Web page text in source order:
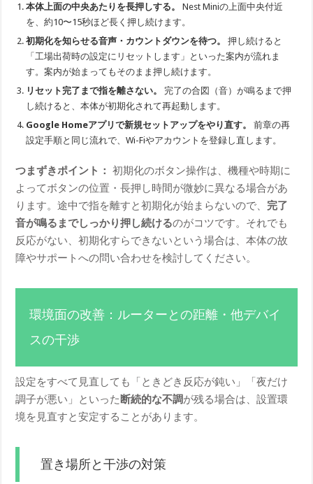
本体上面の中央あたりを長押しする。
Nest Miniの上面中央付近
を、約10〜15秒ほど長く押し続けます。
初期化を知らせる音声・カウントダウンを待つ。
押し続けると
「工場出荷時の設定にリセットします」といった案内が流れま
す。案内が始まってもそのまま押し続けます。
リセット完了まで指を離さない。
完了の合図（音）が鳴るまで押
し続けると、本体が初期化されて再起動します。
Google Homeアプリで新規セットアップをやり直す。
前章の再
設定手順と同じ流れで、Wi-Fiやアカウントを登録し直します。
つまずきポイント： 初期化のボタン操作は、機種や時期に
よってボタンの位置・長押し時間が微妙に異なる場合があ
ります。途中で指を離すと初期化が始まらないので、 完了
音が鳴るまでしっかり押し続けるのがコツです。それでも
反応がない、初期化すらできないという場合は、本体の故
障やサポートへの問い合わせを検討してください。
環境面の改善：ルーターとの距離・他デバイ
スの干渉
設定をすべて見直しても「ときどき反応が鈍い」「夜だけ
調子が悪い」といった 断続的な不調が残る場合は、設置環
境を見直すと安定することがあります。
置き場所と干渉の対策